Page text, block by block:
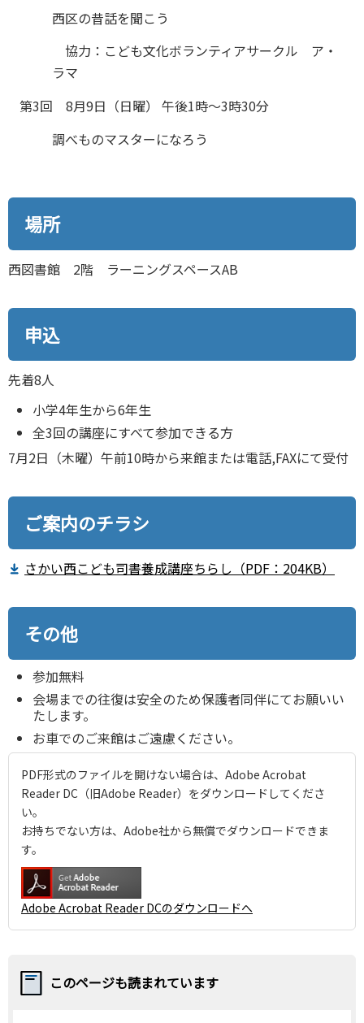
西区の昔話を聞こう
協力：こども文化ボランティアサークル ア・
ラマ
第3回 8月9日（日曜） 午後1時～3時30分
調べものマスターになろう
場所
西図書館 2階 ラーニングスペースAB
申込
先着8人
小学4年生から6年生
全3回の講座にすべて参加できる方
7月2日（木曜）午前10時から来館または電話,FAXにて受付
ご案内のチラシ
さかい西こども司書養成講座ちらし（PDF：204KB）
その他
参加無料
会場までの往復は安全のため保護者同伴にてお願いい
たします。
お車でのご来館はご遠慮ください。
PDF形式のファイルを開けない場合は、Adobe Acrobat
Reader DC（旧Adobe Reader）をダウンロードしてくださ
い。
お持ちでない方は、Adobe社から無償でダウンロードできま
す。
Adobe Acrobat Reader DCのダウンロードへ
このページも読まれています